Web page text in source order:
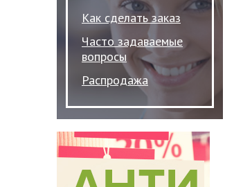
Как сделать заказ
Часто задаваемые
вопросы
Распродажа